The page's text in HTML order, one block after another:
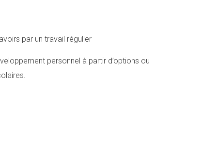
par un travail régulier
personnel à partir d’options ou